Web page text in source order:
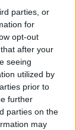
parties, or
for
opt-out
after your
seeing
utilized by
prior to
further
parties on the
may
medio
de
historia
200
Artículo siguiente
urge al Gobierno